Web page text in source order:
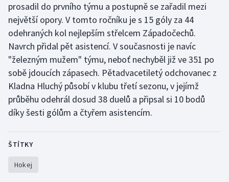
Rychlobruslení
Rychlostní kanoistika
Short track
Sportovní střelba
Stolní tenis
Triatlon
Veslování
prosadil do prvního týmu a postupně se zařadil mezi
největší opory. V tomto ročníku je s 15 góly za 44
odehraných kol nejlepším střelcem Západočechů.
Navrch přidal pět asistencí. V současnosti je navíc
"železným mužem" týmu, neboť nechyběl již ve 351 po
sobě jdoucích zápasech. Pětadvacetiletý odchovanec z
Kladna Hluchý působí v klubu třetí sezonu, v jejímž
průběhu odehrál dosud 38 duelů a připsal si 10 bodů
díky šesti gólům a čtyřem asistencím.
ŠTÍTKY
Hokej